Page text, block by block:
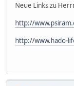
Neue Links zu
http://
http://www.hado-